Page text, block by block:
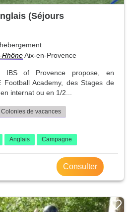
(Séjours
RhôneAix-en-Provence
IBS of Provence propose, en
Football Academy, des Stages de
internat ou en 1/2...
Colonies de vacances
Anglais Campagne
Consulter